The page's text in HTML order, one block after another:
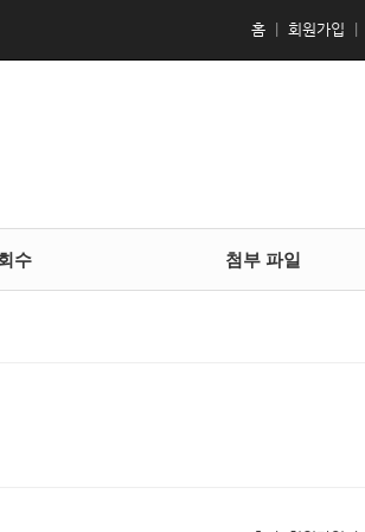
홈 회원가입
수 첨부 파일